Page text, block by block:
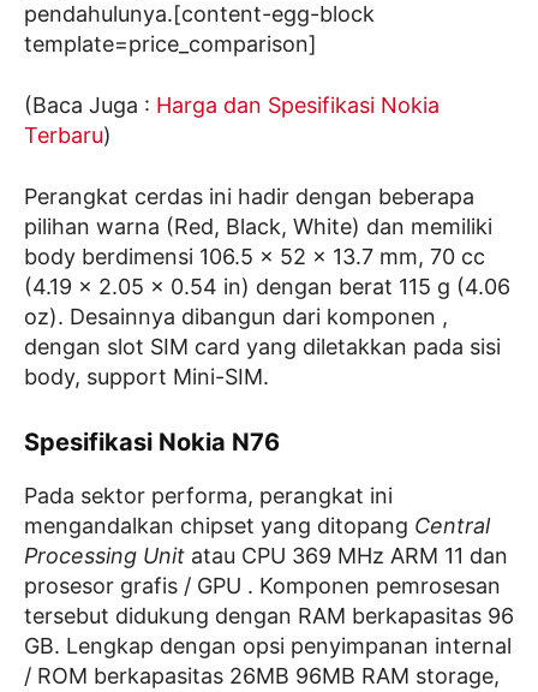
pendahulunya.[content-egg-block
template=price_comparison]
(Baca Juga : Harga dan Spesifikasi Nokia
Terbaru)
Perangkat cerdas ini hadir dengan beberapa
pilihan warna (Red, Black, White) dan memiliki
body berdimensi 106.5 x 52 x 13.7 mm, 70 cc
(4.19 x 2.05 x 0.54 in) dengan berat 115 g (4.06
oz). Desainnya dibangun dari komponen ,
dengan slot SIM card yang diletakkan pada sisi
body, support Mini-SIM.
Spesifikasi Nokia N76
Pada sektor performa, perangkat ini
mengandalkan chipset yang ditopang Central
Processing Unit atau CPU 369 MHz ARM 11 dan
prosesor grafis / GPU . Komponen pemrosesan
tersebut didukung dengan RAM berkapasitas 96
GB. Lengkap dengan opsi penyimpanan internal
/ ROM berkapasitas 26MB 96MB RAM storage,